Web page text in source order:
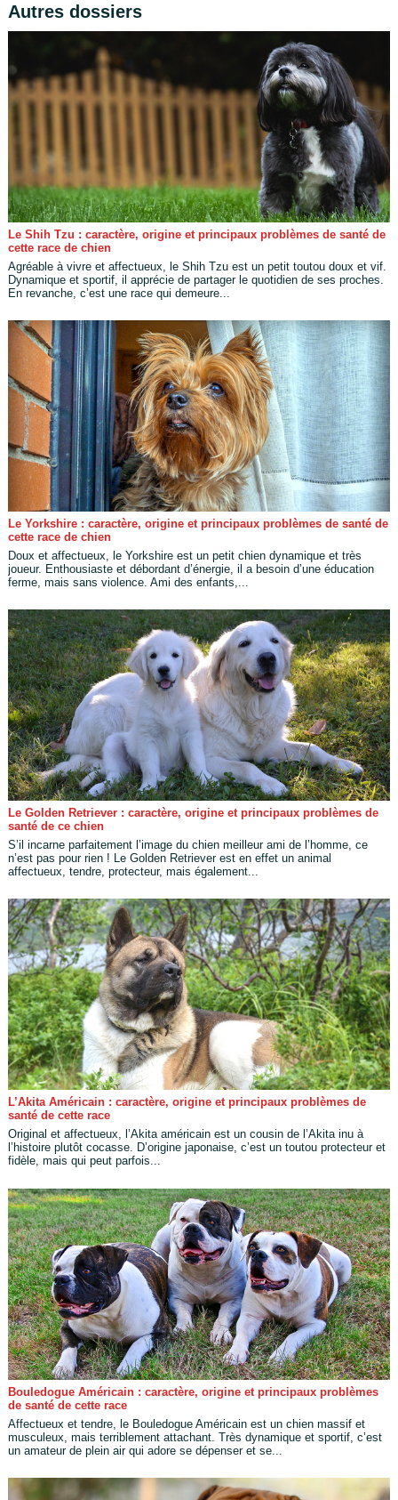
Autres dossiers
Le Shih Tzu : caractère, origine et principaux problèmes de santé de
cette race de chien
Agréable à vivre et affectueux, le Shih Tzu est un petit toutou doux et vif.
Dynamique et sportif, il apprécie de partager le quotidien de ses proches.
En revanche, c’est une race qui demeure...
Le Yorkshire : caractère, origine et principaux problèmes de santé de
cette race de chien
Doux et affectueux, le Yorkshire est un petit chien dynamique et très
joueur. Enthousiaste et débordant d’énergie, il a besoin d’une éducation
ferme, mais sans violence. Ami des enfants,...
Le Golden Retriever : caractère, origine et principaux problèmes de
santé de ce chien
S’il incarne parfaitement l’image du chien meilleur ami de l’homme, ce
n’est pas pour rien ! Le Golden Retriever est en effet un animal
affectueux, tendre, protecteur, mais également...
L’Akita Américain : caractère, origine et principaux problèmes de
santé de cette race
Original et affectueux, l’Akita américain est un cousin de l’Akita inu à
l’histoire plutôt cocasse. D’origine japonaise, c’est un toutou protecteur et
fidèle, mais qui peut parfois...
Bouledogue Américain : caractère, origine et principaux problèmes
de santé de cette race
Affectueux et tendre, le Bouledogue Américain est un chien massif et
musculeux, mais terriblement attachant. Très dynamique et sportif, c’est
un amateur de plein air qui adore se dépenser et se...